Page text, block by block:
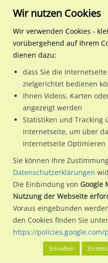
Regionale Plakatwerbung
Kölner Str./
Nutze günstige
Str./Sauerfelder Str.im
Lüdenscheid, Stadt.
Wir erheben für jede
aktuelle
kannst du dich schon vor
Standort, seine Reichweite
eventuelle Beschränkungen
Werbeinhalten informieren.
Wir nutzen Cookies
Wir verwenden Cookies -
vorübergehend auf Ihrem
dienen dazu:
dass Sie die
zielgerichtet bedienen
Ihnen Videos, Karten
angezeigt werden
Statistiken und Tracking
Internetseite, um über
Internetseite Optimieren
Sie können Ihre
Datenschutzerklärungen
Die Einbindung von Google
Nutzung der Webseite
Voraus eingebunden
den Cookies finden Sie unter
https://policies.google.com/
Schließen